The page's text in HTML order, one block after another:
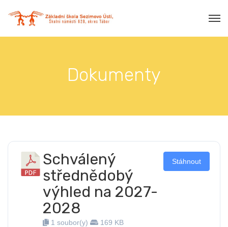
Dokumenty
Schválený
střednědobý
výhled na 2027-
2028
1 soubor(y) 169 KB
Stáhnout